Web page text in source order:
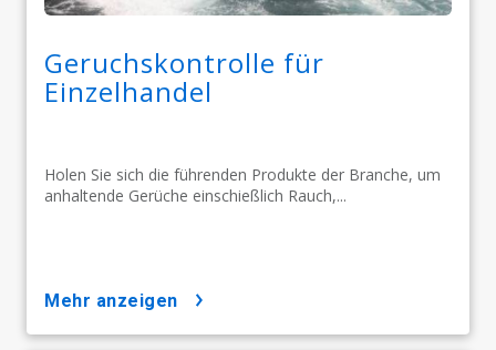
Geruchskontrolle für
Einzelhandel
Holen Sie sich die führenden Produkte der Branche, um
anhaltende Gerüche einschießlich Rauch,...
mehr anzeigen